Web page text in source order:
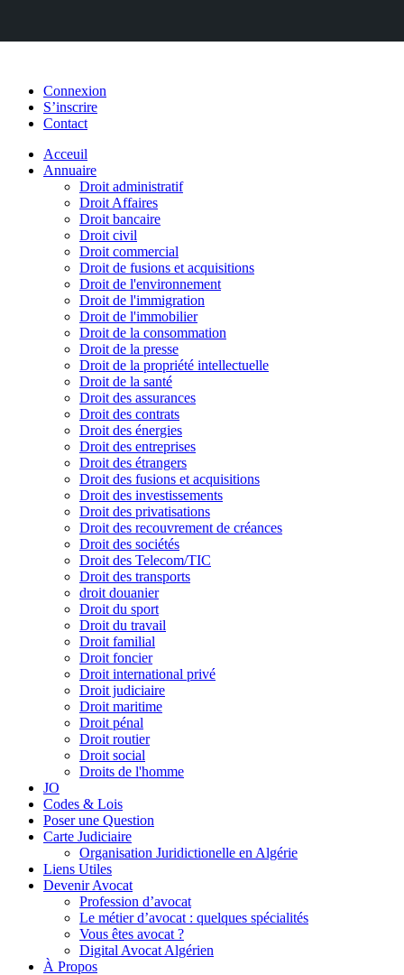
Connexion
S’inscrire
Contact
Acceuil
Annuaire
Droit administratif
Droit Affaires
Droit bancaire
Droit civil
Droit commercial
Droit de fusions et acquisitions
Droit de l'environnement
Droit de l'immigration
Droit de l'immobilier
Droit de la consommation
Droit de la presse
Droit de la propriété intellectuelle
Droit de la santé
Droit des assurances
Droit des contrats
Droit des énergies
Droit des entreprises
Droit des étrangers
Droit des fusions et acquisitions
Droit des investissements
Droit des privatisations
Droit des recouvrement de créances
Droit des sociétés
Droit des Telecom/TIC
Droit des transports
droit douanier
Droit du sport
Droit du travail
Droit familial
Droit foncier
Droit international privé
Droit judiciaire
Droit maritime
Droit pénal
Droit routier
Droit social
Droits de l'homme
JO
Codes & Lois
Poser une Question
Carte Judiciaire
Organisation Juridictionelle en Algérie
Liens Utiles
Devenir Avocat
Profession d’avocat
Le métier d’avocat : quelques spécialités
Vous êtes avocat ?
Digital Avocat Algérien
À Propos